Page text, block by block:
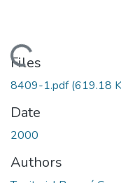
Loading...
Files
8409-1.pdf(619.18
Date
2000
Authors